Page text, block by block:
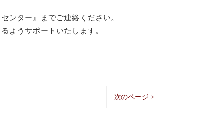
ンター』までご連絡ください。
ようサポートいたします。
次のページ >